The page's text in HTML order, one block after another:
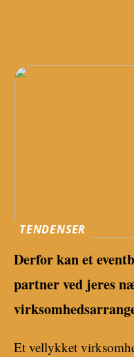
TENDENSER
Derfor kan et
partner ved jeres
Et vellykket